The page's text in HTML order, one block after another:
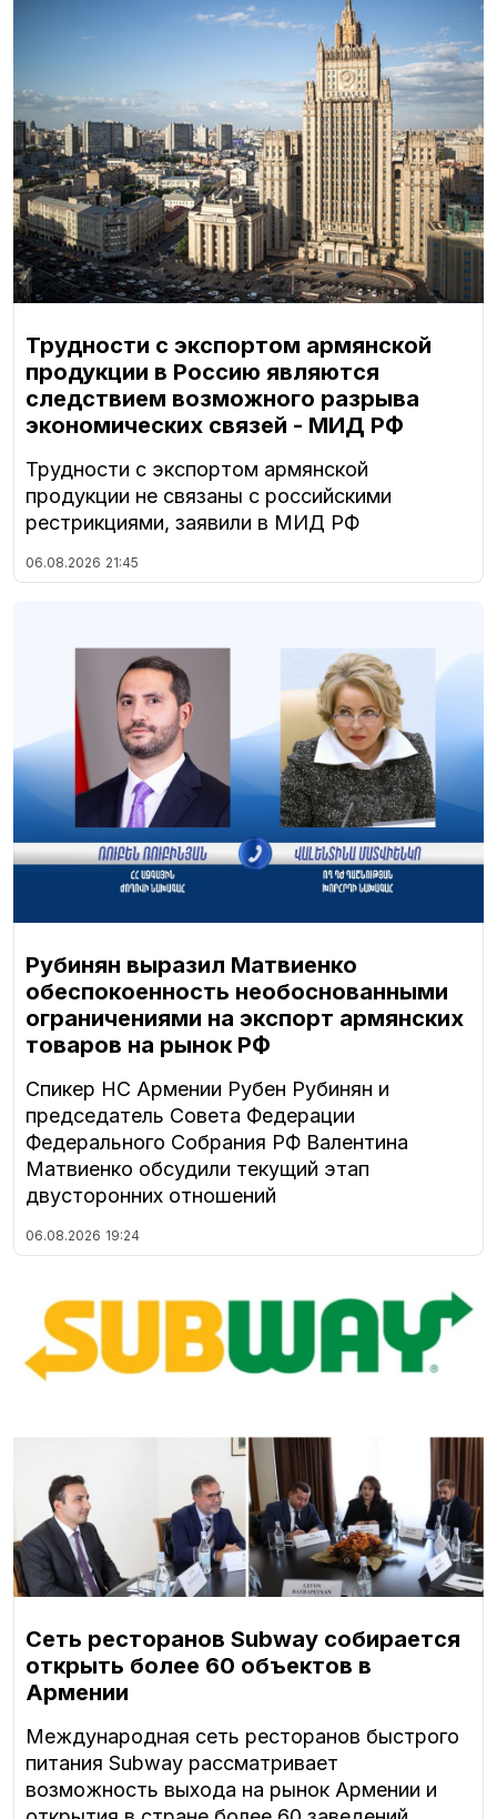
Трудности с экспортом армянской
продукции в Россию являются
следствием возможного разрыва
экономических связей - МИД РФ
Трудности с экспортом армянской
продукции не связаны с российскими
рестрикциями, заявили в МИД РФ
06.08.2026 21:45
Рубинян выразил Матвиенко
обеспокоенность необоснованными
ограничениями на экспорт армянских
товаров на рынок РФ
Спикер НС Армении Рубен Рубинян и
председатель Совета Федерации
Федерального Собрания РФ Валентина
Матвиенко обсудили текущий этап
двусторонних отношений
06.08.2026 19:24
Сеть ресторанов Subway собирается
открыть более 60 объектов в
Армении
Международная сеть ресторанов быстрого
питания Subway рассматривает
возможность выхода на рынок Армении и